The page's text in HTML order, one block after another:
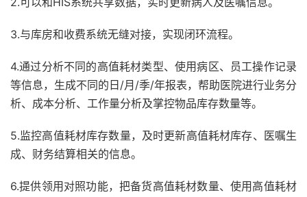
3.与库房和收费系统无缝对接，实现闭环流程。
4.通过分析不同的高值耗材类型、使用病区、员工操作记录
等信息，生成不同的日/月/季/年报表，帮助医院进行业务分
析、成本分析、工作量分析及掌控物品库存数量等。
5.监控高值耗材库存数量，及时更新高值耗材库存、医嘱生
成、财务结算相关的信息。
6.提供领用对照功能，把备货高值耗材数量、使用高值耗材